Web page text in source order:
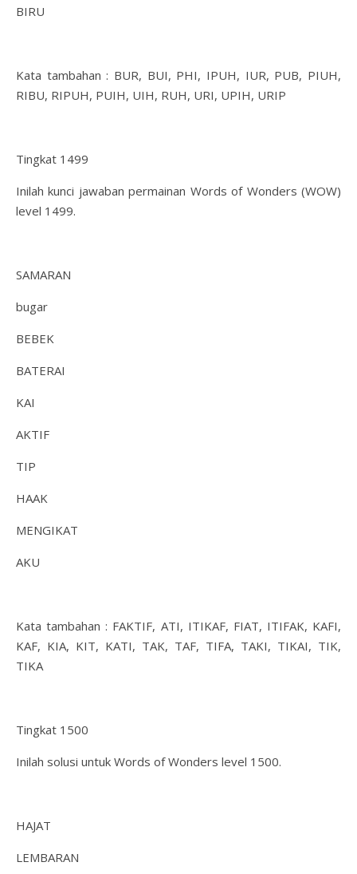
BIRU
Kata tambahan : BUR, BUI, PHI, IPUH, IUR, PUB, PIUH,
RIBU, RIPUH, PUIH, UIH, RUH, URI, UPIH, URIP
Tingkat 1499
Inilah kunci jawaban permainan Words of Wonders (WOW)
level 1499.
SAMARAN
bugar
BEBEK
BATERAI
KAI
AKTIF
TIP
HAAK
MENGIKAT
AKU
Kata tambahan : FAKTIF, ATI, ITIKAF, FIAT, ITIFAK, KAFI,
KAF, KIA, KIT, KATI, TAK, TAF, TIFA, TAKI, TIKAI, TIK,
TIKA
Tingkat 1500
Inilah solusi untuk Words of Wonders level 1500.
HAJAT
LEMBARAN